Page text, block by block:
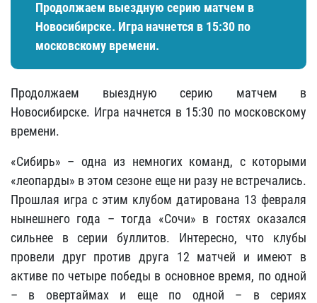
Продолжаем выездную серию матчем в
Новосибирске. Игра начнется в 15:30 по
московскому времени.
Продолжаем выездную серию матчем в
Новосибирске. Игра начнется в 15:30 по московскому
времени.
«Сибирь» – одна из немногих команд, с которыми
«леопарды» в этом сезоне еще ни разу не встречались.
Прошлая игра с этим клубом датирована 13 февраля
нынешнего года – тогда «Сочи» в гостях оказался
сильнее в серии буллитов. Интересно, что клубы
провели друг против друга 12 матчей и имеют в
активе по четыре победы в основное время, по одной
– в овертаймах и еще по одной – в сериях